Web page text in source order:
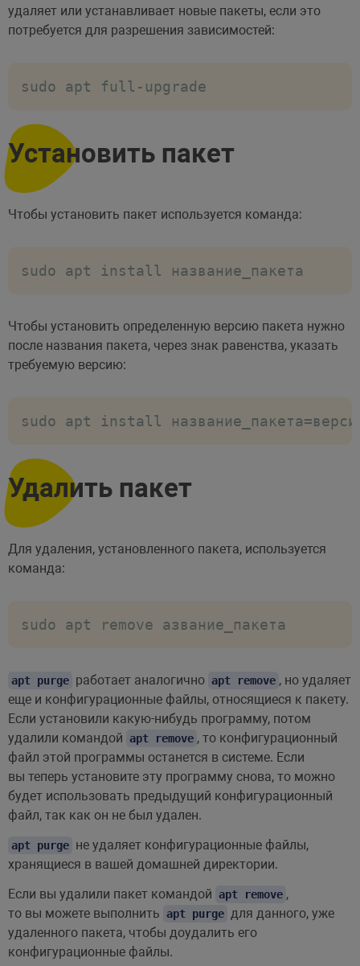
удаляет или устанавливает новые пакеты, если это
потребуется для разрешения зависимостей:
sudo apt full-upgrade
Установить пакет
Чтобы установить пакет используется команда:
sudo apt install название_пакета
Чтобы установить определенную версию пакета нужно
после названия пакета, через знак равенства, указать
требуемую версию:
sudo apt install
Удалить пакет
Для удаления, установленного пакета, используется
команда:
sudo apt remove азвание_пакета
apt purge работает аналогично apt remove , но удаляет
еще и конфигурационные файлы, относящиеся к пакету.
Если установили какую-нибудь программу, потом
удалили командой apt remove , то конфигурационный
файл этой программы останется в системе. Если
вы теперь установите эту программу снова, то можно
будет использовать предыдущий конфигурационный
файл, так как он не был удален.
apt purge не удаляет конфигурационные файлы,
хранящиеся в вашей домашней директории.
Если вы удалили пакет командой apt remove ,
то вы можете выполнить apt purge для данного, уже
удаленного пакета, чтобы доудалить его
конфигурационные файлы.